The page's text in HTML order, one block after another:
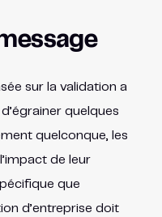
sur la validation a
quelques
quelconque, les
de leur
que
d’entreprise doit